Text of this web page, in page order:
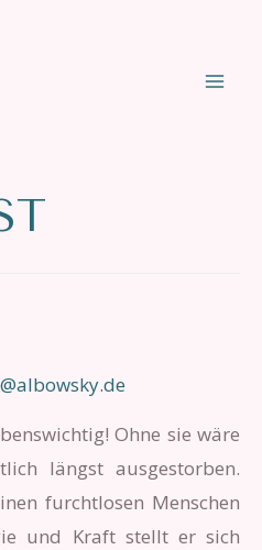
Ohne sie wäre
längst ausgestorben.
furchtlosen Menschen
und Kraft stellt er sich